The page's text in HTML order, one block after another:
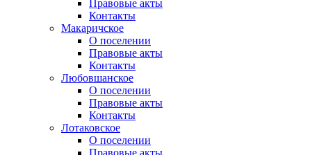
Правовые акты
Контакты
Макаричское
О поселении
Правовые акты
Контакты
Любовшанское
О поселении
Правовые акты
Контакты
Лотаковское
О поселении
Правовые акты